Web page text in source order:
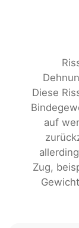
Diese
auf
Zug,